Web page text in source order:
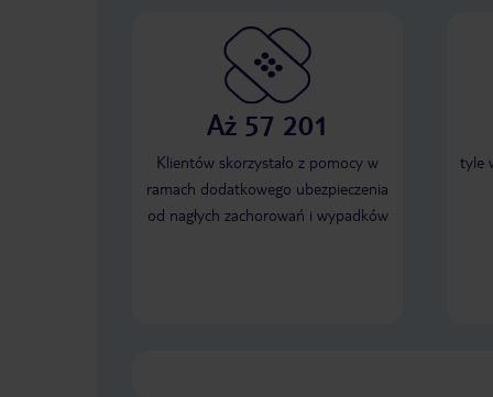
Aż 57 201
Klientów skorzystało z pomocy w
ramach dodatkowego ubezpieczenia
od nagłych zachorowań i wypadków
tyle